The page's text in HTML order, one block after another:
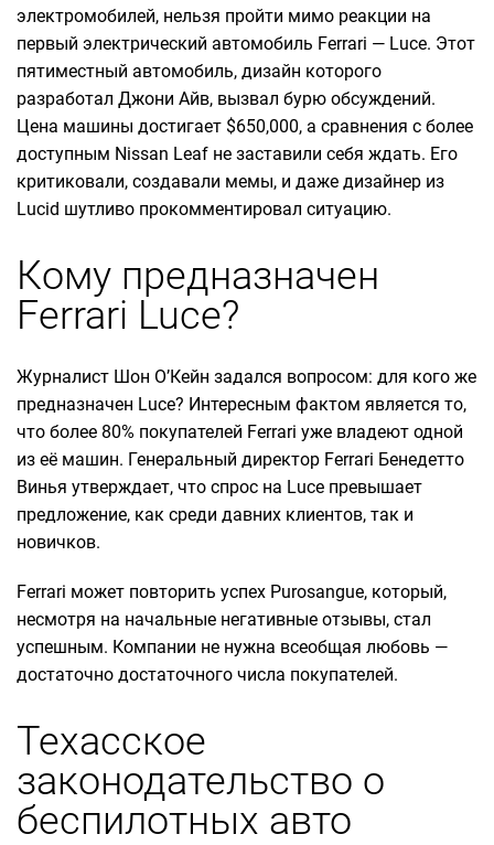
электромобилей, нельзя пройти мимо реакции на
первый электрический автомобиль Ferrari — Luce. Этот
пятиместный автомобиль, дизайн которого
разработал Джони Айв, вызвал бурю обсуждений.
Цена машины достигает $650,000, а сравнения с более
доступным Nissan Leaf не заставили себя ждать. Его
критиковали, создавали мемы, и даже дизайнер из
Lucid шутливо прокомментировал ситуацию.
Кому предназначен
Ferrari Luce?
Журналист Шон О’Кейн задался вопросом: для кого же
предназначен Luce? Интересным фактом является то,
что более 80% покупателей Ferrari уже владеют одной
из её машин. Генеральный директор Ferrari Бенедетто
Винья утверждает, что спрос на Luce превышает
предложение, как среди давних клиентов, так и
новичков.
Ferrari может повторить успех Purosangue, который,
несмотря на начальные негативные отзывы, стал
успешным. Компании не нужна всеобщая любовь —
достаточно достаточного числа покупателей.
Техасское
законодательство о
беспилотных авто